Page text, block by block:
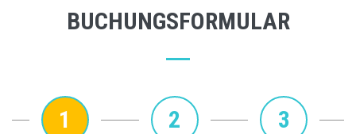
BUCHUNGSFORMULAR
1 2 3